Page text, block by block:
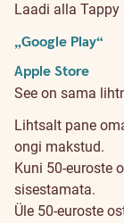
Laadi alla
„Google Play“
Apple Store
See on sama
Lihtsalt pane
ongi makstud.
Kuni 50-euroste
sisestamata.
Üle 50-euroste